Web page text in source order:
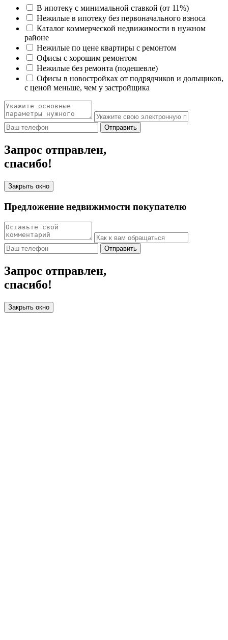
В ипотеку с минимальной ставкой (от 11%)
Нежилые в ипотеку без первоначального взноса
Каталог коммерческой недвижимости в нужном
районе
Нежилые по цене квартиры с ремонтом
Офисы с хорошим ремонтом
Нежилые без ремонта (подешевле)
Офисы в новостройках от подрядчиков и дольщиков,
с ценой меньше, чем у застройщика
Отправить
Запрос отправлен,
спасибо!
Закрыть окно
Предложение недвижимости покупателю
Отправить
Запрос отправлен,
спасибо!
Закрыть окно